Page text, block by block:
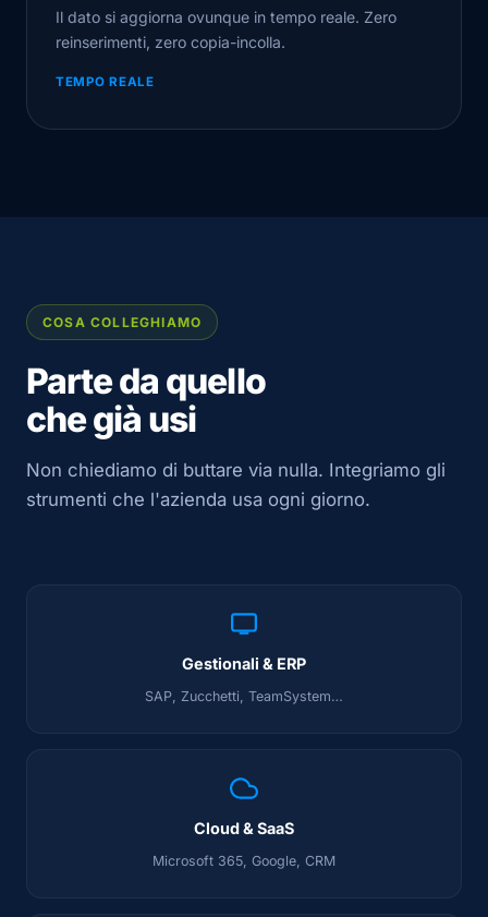
Il dato si aggiorna ovunque in tempo reale. Zero
reinserimenti, zero copia-incolla.
TEMPO REALE
COSA COLLEGHIAMO
Parte da quello
che già usi
Non chiediamo di buttare via nulla. Integriamo gli
strumenti che l'azienda usa ogni giorno.
Gestionali & ERP
SAP, Zucchetti, TeamSystem…
Cloud & SaaS
Microsoft 365, Google, CRM